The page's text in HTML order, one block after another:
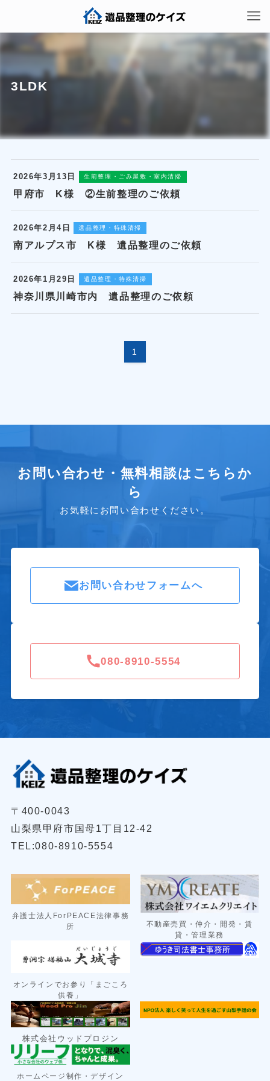
3LDK
2026年3月13日 生前整理・ごみ屋敷・室内清掃
甲府市 K様 ②生前整理のご依頼
2026年2月4日 遺品整理・特殊清掃
南アルプス市 K様 遺品整理のご依頼
2026年1月29日 遺品整理・特殊清掃
神奈川県川崎市内 遺品整理のご依頼
1
お問い合わせ・無料相談はこちらか
ら
お気軽にお問い合わせください。
お問い合わせフォームへ
080-8910-5554
〒400-0043
山梨県甲府市国母1丁目12-42
TEL:080-8910-5554
弁護士法人ForPEACE法律事務
所
不動産売買・仲介・開発・賃
貸・管理業務
オンラインでお参り「まごころ
供養」
株式会社ウッドプロジン
ホームページ制作・デザイ ン